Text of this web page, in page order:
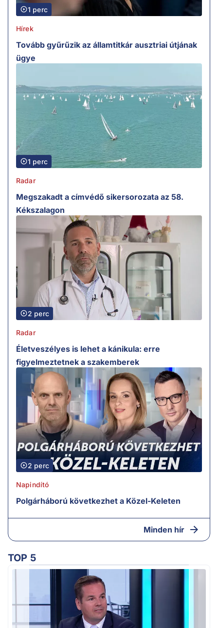
1 perc
Hírek
Tovább gyűrűzik az államtitkár ausztriai útjának
ügye
1 perc
Radar
Megszakadt a címvédő sikersorozata az 58.
Kékszalagon
2 perc
Radar
Életveszélyes is lehet a kánikula: erre
figyelmeztetnek a szakemberek
2 perc
Napindító
Polgárháború következhet a Közel-Keleten
Minden hír
TOP 5